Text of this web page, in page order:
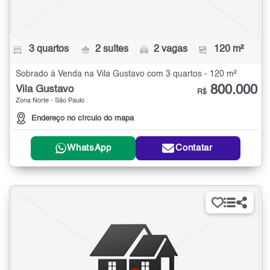
3 quartos 2 suítes 2 vagas 120 m²
Sobrado à Venda na Vila Gustavo com 3 quartos - 120 m²
Vila Gustavo
Zona Norte - São Paulo
Endereço no círculo do mapa
R$ 800.000
WhatsApp Contatar